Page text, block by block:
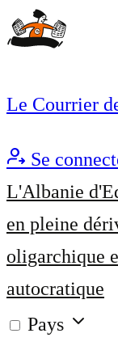
Le Courrier
Se
L'Albanie
en pleine
oligarchique
autocratique
Pays